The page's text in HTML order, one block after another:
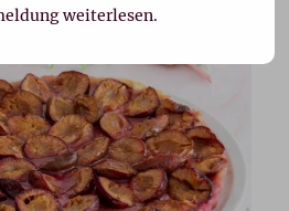
weiterlesen.